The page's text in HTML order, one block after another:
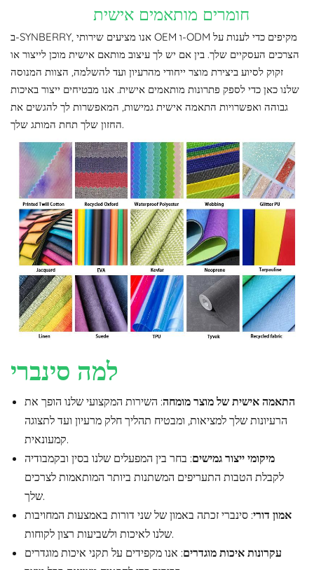
חומרים מותאמים אישית
ב-SYNBERRY, אנו מציעים שירותי OEM ו-ODM מקיפים כדי לענות על
הצרכים העסקיים שלך. בין אם יש לך עיצוב מותאם אישית מוכן לייצור או
זקוק לסיוע ביצירת מוצר ייחודי מהרעיון ועד להשלמה, הצוות המנוסה
שלנו כאן כדי לספק פתרונות מותאמים אישית. אנו מבטיחים ייצור באיכות
גבוהה ואפשרויות התאמה אישית גמישות, המאפשרות לך להגשים את
החזון שלך תחת המותג שלך.
למה סינברי
התאמה אישית של מוצר מומחה: השירות המקצועי שלנו הופך את
הרעיונות שלך למציאות, ומבטיח תהליך חלק מרעיון ועד לתצוגה
קמעונאית.
מיקומי ייצור גמישים: בחר בין המפעלים שלנו בסין ובקמבודיה
לקבלת הטבות התעריפים המשתנות ביותר המותאמות לצרכים
שלך.
אמון דורי: סינברי זכתה באמון של שני דורות באמצעות המחויבות
שלנו לאיכות ולשביעות רצון לקוחות.
עקרונות איכות מוגדרים: אנו מקפידים על תקני איכות מוגדרים